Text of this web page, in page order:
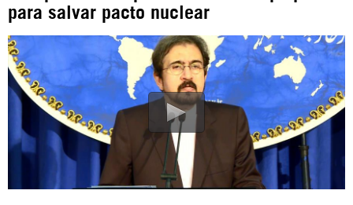
https://urmedium.com/c/hispantv
Instagram como: hispan_tv
para salvar pacto nuclear